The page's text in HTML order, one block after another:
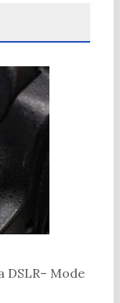
DSLR– Mode